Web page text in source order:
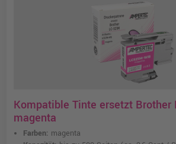
Kompatible Tinte ersetzt Brother
magenta
Farben: magenta